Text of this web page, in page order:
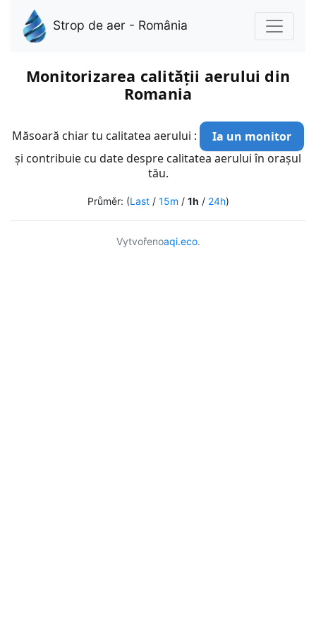
Strop de aer - România
Monitorizarea calității aerului din
Romania
Măsoară chiar tu calitatea aerului :
Ia un monitor
și contribuie cu date despre calitatea aerului în orașul
tău.
Průměr: (Last/ 15m / 1h / 24h)
Vytvořenoaqi.eco.